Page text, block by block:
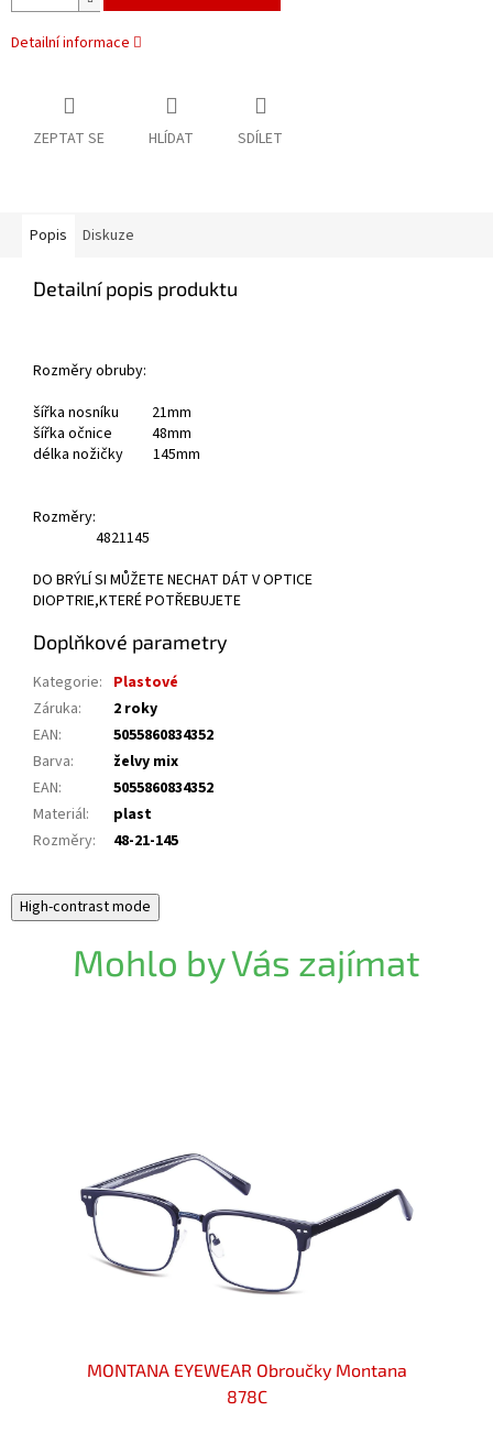
Detailní informace
ZEPTAT SE HLÍDAT SDÍLET
Popis Diskuze
Detailní popis produktu
Rozměry obruby:
šířka nosníku 21mm
šířka očnice 48mm
délka nožičky 145mm
Rozměry:
4821145
DO BRÝLÍ SI MŮŽETE NECHAT DÁT V OPTICE
DIOPTRIE,KTERÉ POTŘEBUJETE
Doplňkové parametry
Kategorie: Plastové
Záruka:
2 roky
EAN:
5055860834352
Barva:
želvy mix
EAN:
5055860834352
Materiál:
plast
Rozměry: 48-21-145
High-contrast mode
Mohlo by Vás zajímat
MONTANA EYEWEAR Obroučky Montana
878C